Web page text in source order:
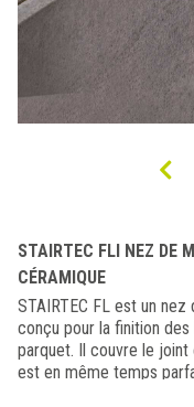
STAIRTEC FLI NEZ DE
CÉRAMIQUE
STAIRTEC FL est un
conçu pour la finition
parquet. Il couvre le
est en même temps